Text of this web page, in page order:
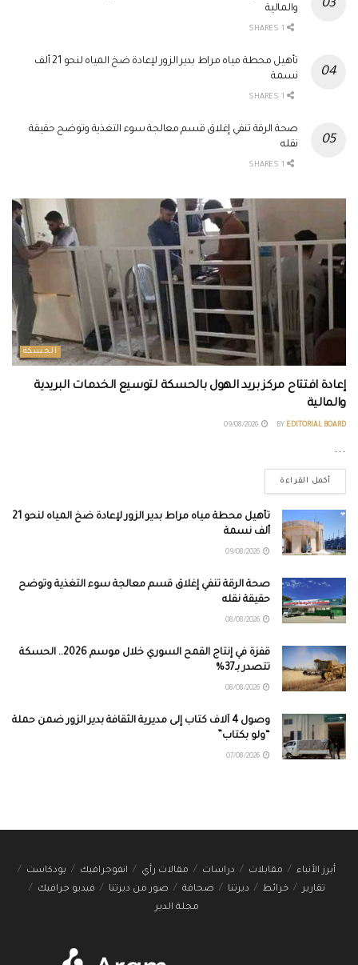
والمالية
تأهيل محطة مياه مراط بدير الزور لإعادة ضخ المياه لنحو 21 ألف
نسمة
صحة الرقة تنفي إغلاق قسم معالجة سوء التغذية وتوضح حقيقة
نقله
الحسكة
إعادة افتتاح مركز بريد الهول بالحسكة لتوسيع الخدمات البريدية
والمالية
BY EDITORIAL BOARD
...
أكمل القراءة
تأهيل محطة مياه مراط بدير الزور لإعادة ضخ المياه لنحو 21
ألف نسمة
صحة الرقة تنفي إغلاق قسم معالجة سوء التغذية وتوضح
حقيقة نقله
قفزة في إنتاج القمح السوري خلال موسم 2026.. الحسكة
تتصدر بـ37%
وصول 4 آلاف كتاب إلى مديرية الثقافة بدير الزور ضمن حملة
“ولو بكتاب”
أبرز الأنباء مقابلات دراسات مقالات رأي انفوجرافيك
بودكاست
تقارير
خرائط ديرتنا صحافة صور من ديرتنا
فيديو جرافيك
مجلة الدير